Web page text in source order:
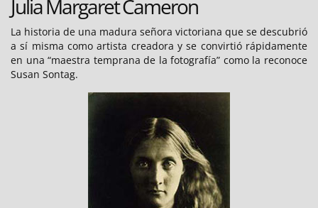
Julia Margaret Cameron
La historia de una madura señora victoriana que se descubrió
a sí misma como artista creadora y se convirtió rápidamente
en una “maestra temprana de la fotografía” como la reconoce
Susan Sontag.